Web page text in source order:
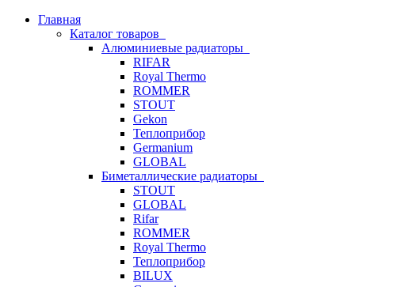
Главная
Каталог товаров
Алюминиевые радиаторы
RIFAR
Royal Thermo
ROMMER
STOUT
Gekon
Теплоприбор
Germanium
GLOBAL
Биметаллические радиаторы
STOUT
GLOBAL
Rifar
ROMMER
Royal Thermo
Теплоприбор
BILUX